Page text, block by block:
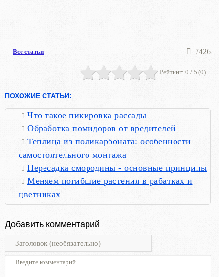
Все статьи 7426
Рейтинг: 0 / 5 (0)
ПОХОЖИЕ СТАТЬИ:
Что такое пикировка рассады
Обработка помидоров от вредителей
Теплица из поликарбоната: особенности
самостоятельного монтажа
Пересадка смородины - основные принципы
Меняем погибшие растения в рабатках и
цветниках
Добавить комментарий